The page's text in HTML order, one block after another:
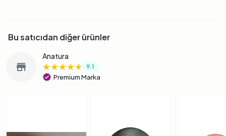
Bu satıcıdan diğer ürünler
store
Anatura
★★★★★
★★★★★
★★★★★ 9.1
verified Premium Marka